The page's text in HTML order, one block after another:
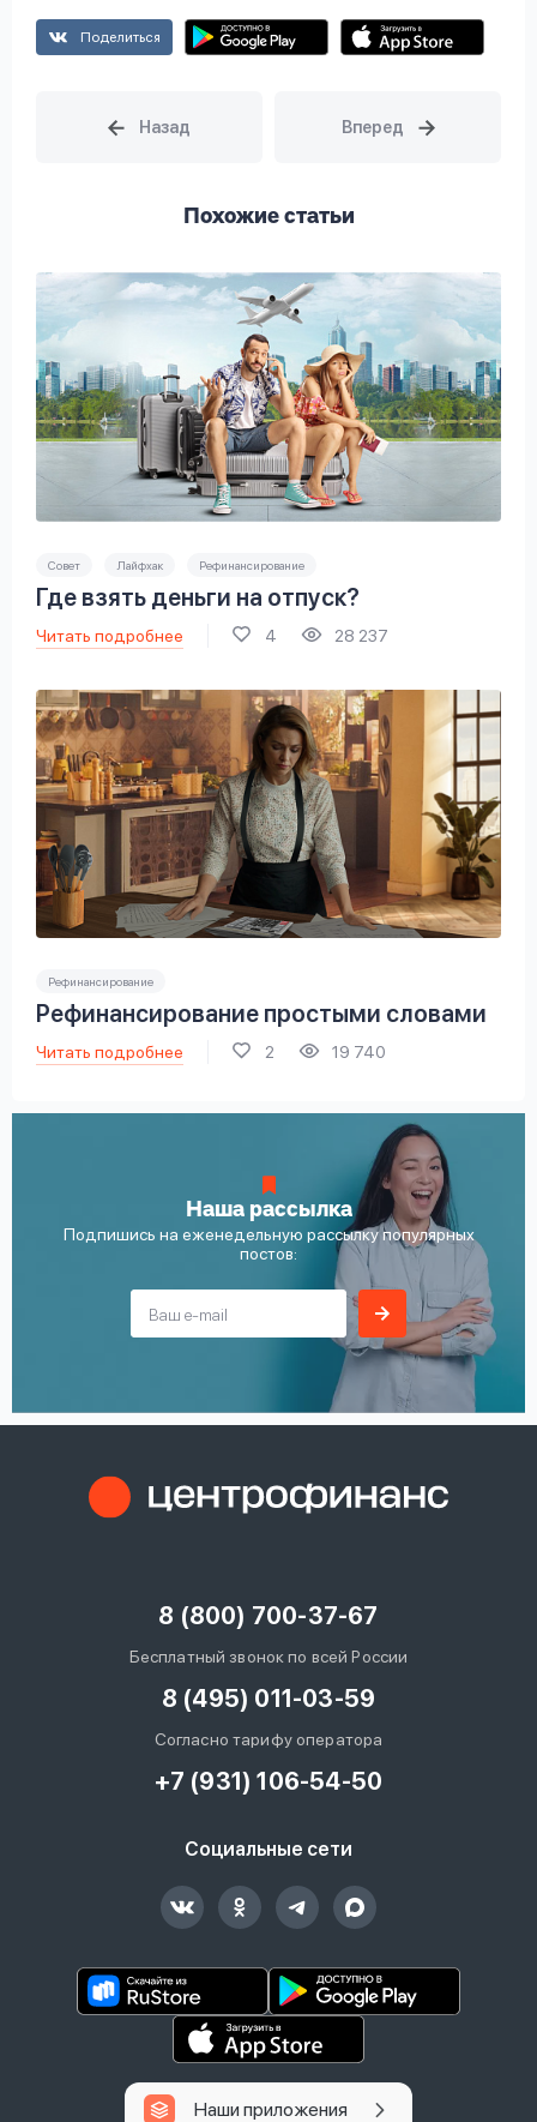
Поделиться
Похожие статьи
Совет Лайфхак Рефинансирование
Где взять деньги на отпуск?
Читать подробнее 4 28 237
Рефинансирование
Рефинансирование простыми словами
Читать подробнее 2 19 740
Наша рассылка
Подпишись на еженедельную рассылку популярных
постов:
8 (800) 700-37-67
Бесплатный звонок по всей России
8 (495) 011-03-59
Согласно тарифу оператора
+7 (931) 106-54-50
Социальные сети
Наши приложения